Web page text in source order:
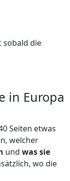
sobald die
in Europa
Seiten etwas
welcher
und was sie
wo die